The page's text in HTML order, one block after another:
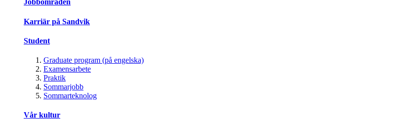
Jobbområden
Karriär på Sandvik
Student
Graduate program (på engelska)
Examensarbete
Praktik
Sommarjobb
Sommarteknolog
Vår kultur